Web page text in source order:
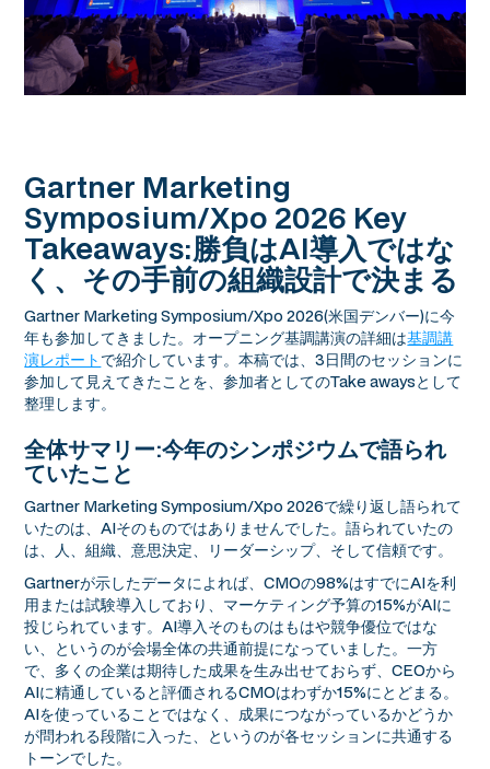
Gartner Marketing
Symposium/Xpo 2026 Key
Takeaways:勝負はAI導入ではな
く、その手前の組織設計で決まる
Gartner Marketing Symposium/Xpo 2026(米国デンバー)に今
年も参加してきました。オープニング基調講演の詳細は基調講
演レポート で紹介しています。本稿では、3日間のセッションに
参加して見えてきたことを、参加者としてのTake awaysとして
整理します。
全体サマリー:今年のシンポジウムで語られ
ていたこと
Gartner Marketing Symposium/Xpo 2026で繰り返し語られて
いたのは、AIそのものではありませんでした。語られていたの
は、人、組織、意思決定、リーダーシップ、そして信頼です。
Gartnerが示したデータによれば、CMOの98%はすでにAIを利
用または試験導入しており、マーケティング予算の15%がAIに
投じられています。AI導入そのものはもはや競争優位ではな
い、というのが会場全体の共通前提になっていました。一方
で、多くの企業は期待した成果を生み出せておらず、CEOから
AIに精通していると評価されるCMOはわずか15%にとどまる。
AIを使っていることではなく、成果につながっているかどうか
が問われる段階に入った、というのが各セッションに共通する
トーンでした。